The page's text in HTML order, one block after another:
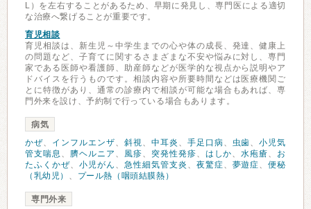
L）を左右することがあるため、早期に発見し、専門医による適切
な治療へ繋げることが重要です。
育児相談
育児相談は、新生児～中学生までの心や体の成長、発達、健康上
の問題など、子育てに関するさまざまな不安や悩みに対し、専門
家である医師や看護師、助産師などが医学的な視点から説明やア
ドバイスを行うものです。相談内容や所要時間などは医療機関ご
とに特徴があり、通常の診療内で相談が可能な場合もあれば、専
門外来を設け、予約制で行っている場合もあります。
病気
かぜ、 インフルエンザ、 斜視、 中耳炎 、 手足口病、 虫歯、小児気
管支喘息 、 臍ヘルニア 、 風疹、 突発性発疹、 はしか、水疱瘡、 お
たふくかぜ、 小児がん 、 急性細気管支炎 、 夜驚症、 夢遊症、便秘
（乳幼児） 、 プール熱（咽頭結膜熱）
専門外来